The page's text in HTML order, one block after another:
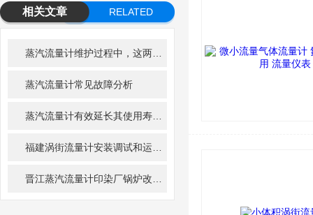
相关文章
RELATED
蒸汽流量计常见故障分析